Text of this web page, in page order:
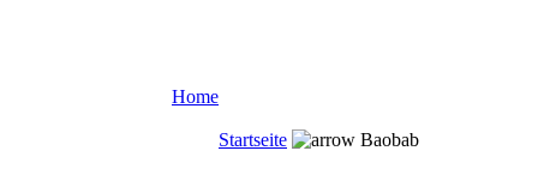
Home
Startseite Baobab